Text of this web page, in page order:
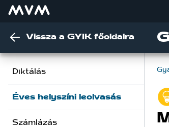
Vissza a GYIK főoldalra
Diktálás
Éves helyszíni leolvasás
Számlázás